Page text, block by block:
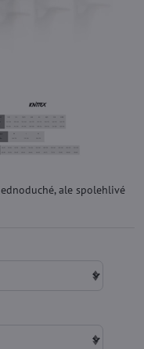
ale spolehlivé